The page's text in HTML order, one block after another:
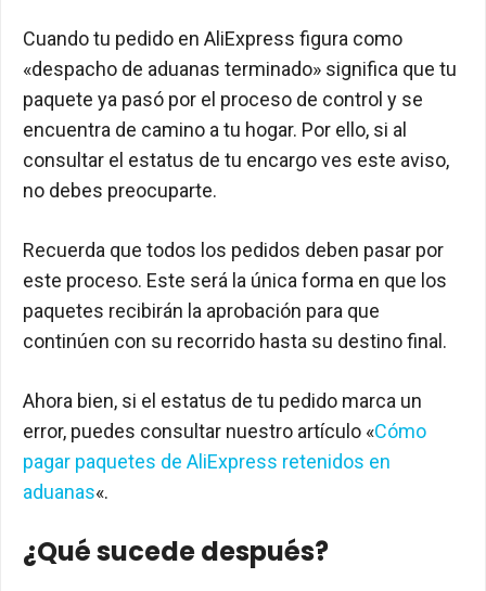
Cuando tu pedido en AliExpress figura como
«despacho de aduanas terminado» significa que tu
paquete ya pasó por el proceso de control y se
encuentra de camino a tu hogar. Por ello, si al
consultar el estatus de tu encargo ves este aviso,
no debes preocuparte.
Recuerda que todos los pedidos deben pasar por
este proceso. Este será la única forma en que los
paquetes recibirán la aprobación para que
continúen con su recorrido hasta su destino final.
Ahora bien, si el estatus de tu pedido marca un
error, puedes consultar nuestro artículo «Cómo
pagar paquetes de AliExpress retenidos en
aduanas«.
¿Qué sucede después?